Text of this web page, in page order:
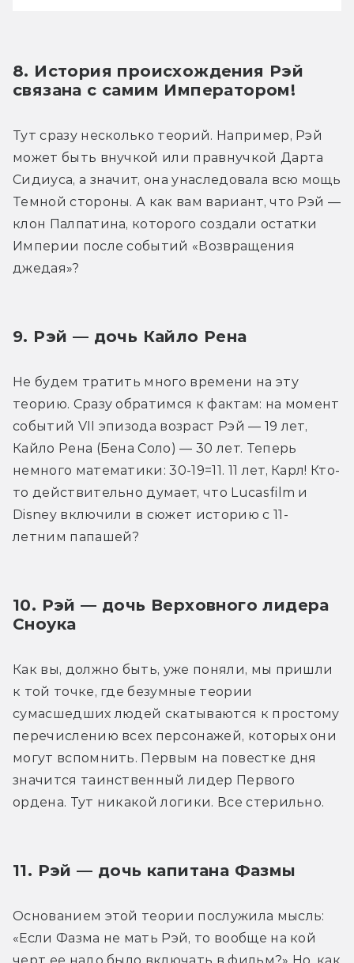
8. История происхождения Рэй
связана с самим Императором!
Тут сразу несколько теорий. Например, Рэй
может быть внучкой или правнучкой Дарта
Сидиуса, а значит, она унаследовала всю мощь
Темной стороны. А как вам вариант, что Рэй —
клон Палпатина, которого создали остатки
Империи после событий «Возвращения
джедая»?
9. Рэй — дочь Кайло Рена
Не будем тратить много времени на эту
теорию. Сразу обратимся к фактам: на момент
событий VII эпизода возраст Рэй — 19 лет,
Кайло Рена (Бена Соло) — 30 лет. Теперь
немного математики: 30-19=11. 11 лет, Карл! Кто-
то действительно думает, что Lucasfilm и
Disney включили в сюжет историю с 11-
летним папашей?
10. Рэй — дочь Верховного лидера
Сноука
Как вы, должно быть, уже поняли, мы пришли
к той точке, где безумные теории
сумасшедших людей скатываются к простому
перечислению всех персонажей, которых они
могут вспомнить. Первым на повестке дня
значится таинственный лидер Первого
ордена. Тут никакой логики. Все стерильно.
11. Рэй — дочь капитана Фазмы
Основанием этой теории послужила мысль:
«Если Фазма не мать Рэй, то вообще на кой